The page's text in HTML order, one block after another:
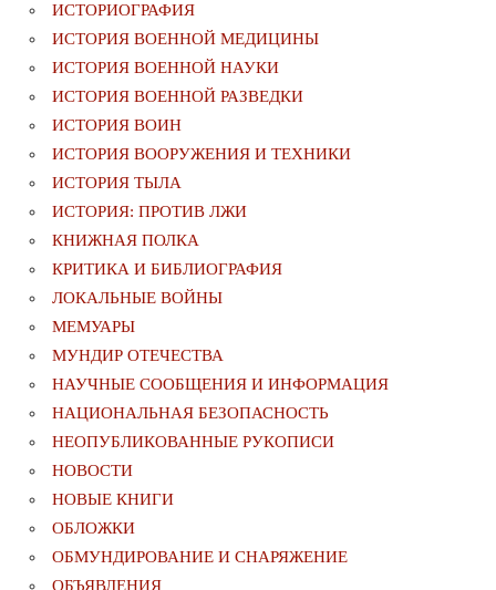
ИСТОРИОГРАФИЯ
ИСТОРИЯ ВОЕННОЙ МЕДИЦИНЫ
ИСТОРИЯ ВОЕННОЙ НАУКИ
ИСТОРИЯ ВОЕННОЙ РАЗВЕДКИ
ИСТОРИЯ ВОИН
ИСТОРИЯ ВООРУЖЕНИЯ И ТЕХНИКИ
ИСТОРИЯ ТЫЛА
ИСТОРИЯ: ПРОТИВ ЛЖИ
КНИЖНАЯ ПОЛКА
КРИТИКА И БИБЛИОГРАФИЯ
ЛОКАЛЬНЫЕ ВОЙНЫ
МЕМУАРЫ
МУНДИР ОТЕЧЕСТВА
НАУЧНЫЕ СООБЩЕНИЯ И ИНФОРМАЦИЯ
НАЦИОНАЛЬНАЯ БЕЗОПАСНОСТЬ
НЕОПУБЛИКОВАННЫЕ РУКОПИСИ
НОВОСТИ
НОВЫЕ КНИГИ
ОБЛОЖКИ
ОБМУНДИРОВАНИЕ И СНАРЯЖЕНИЕ
ОБЪЯВЛЕНИЯ